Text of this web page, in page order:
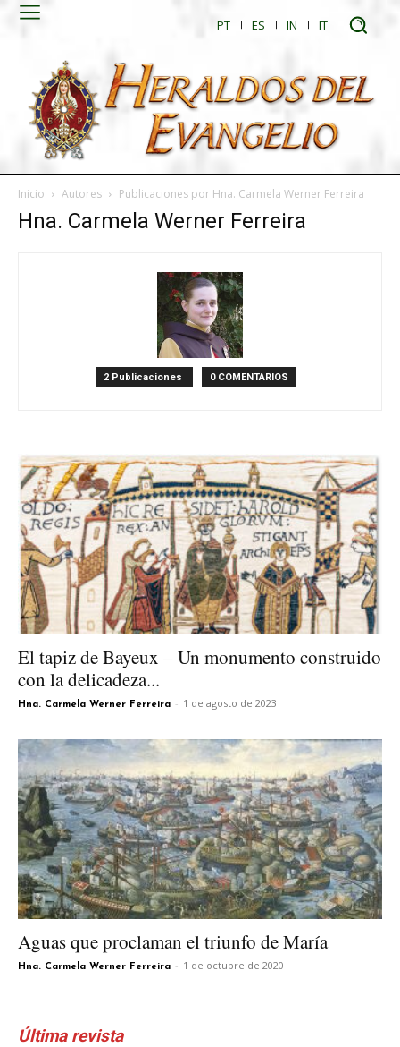
PT ES IN IT
Inicio Autores Publicaciones por Hna. Carmela Werner Ferreira
Hna. Carmela Werner Ferreira
2 Publicaciones 0 COMENTARIOS
El tapiz de Bayeux – Un monumento construido
con la delicadeza...
Hna. Carmela Werner Ferreira - 1 de agosto de 2023
Aguas que proclaman el triunfo de María
Hna. Carmela Werner Ferreira - 1 de octubre de 2020
Última revista